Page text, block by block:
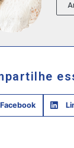
Facebook